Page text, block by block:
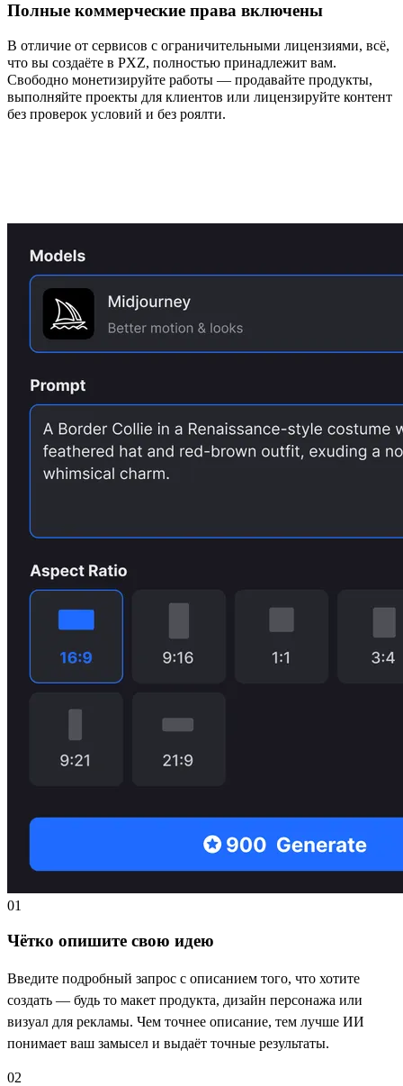
Полные коммерческие права включены
В отличие от сервисов с ограничительными лицензиями, всё,
что вы создаёте в PXZ, полностью принадлежит вам.
Свободно монетизируйте работы — продавайте продукты,
выполняйте проекты для клиентов или лицензируйте контент
без проверок условий и без роялти.
01
Чётко опишите свою идею
Введите подробный запрос с описанием того, что хотите
создать — будь то макет продукта, дизайн персонажа или
визуал для рекламы. Чем точнее описание, тем лучше ИИ
понимает ваш замысел и выдаёт точные результаты.
02